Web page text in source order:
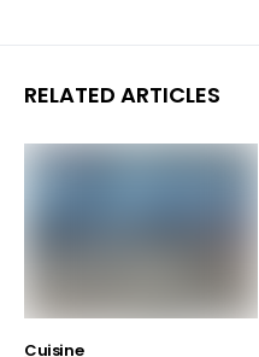
RELATED ARTICLES
Cuisine